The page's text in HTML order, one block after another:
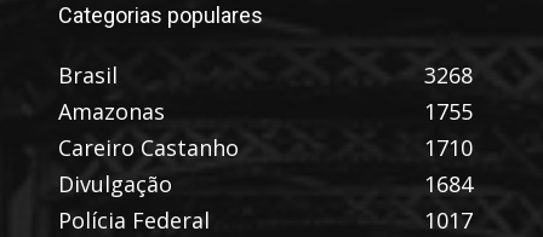
Categorias populares
Brasil
3268
Amazonas
1755
Careiro Castanho
1710
Divulgação
1684
Polícia Federal
1017